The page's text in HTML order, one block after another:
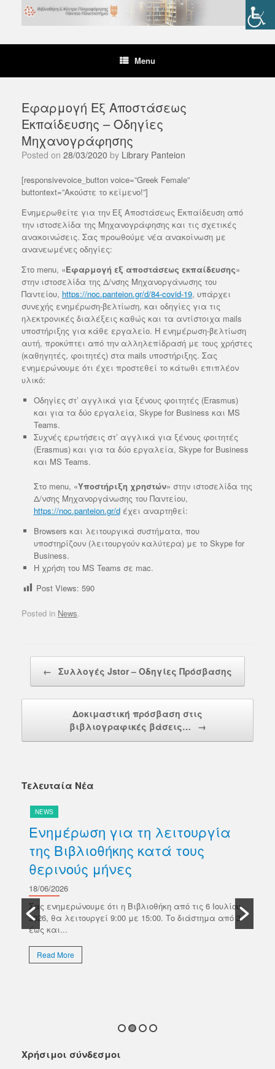
content
Menu
Εφαρμογή Εξ Αποστάσεως
Εκπαίδευσης – Οδηγίες
Μηχανογράφησης
Posted on 28/03/2020 by Library Panteion
[responsivevoice_button voice=”Greek Female”
buttontext=”Ακούστε το κείμενο!”]
Ενημερωθείτε για την Εξ Αποστάσεως Εκπαίδευση από
την ιστοσελίδα της Μηχανογράφησης και τις σχετικές
ανακοινώσεις. Σας προωθούμε νέα ανακοίνωση με
ανανεωμένες οδηγίες:
Στο menu, «Εφαρμογή εξ αποστάσεως εκπαίδευσης»
στην ιστοσελίδα της Δ/νσης Μηχανοργάνωσης του
Παντείου, https://noc.panteion.gr/d/84-covid-19, υπάρχει
συνεχής ενημέρωση-βελτίωση, και οδηγίες για τις
ηλεκτρονικές διαλέξεις καθώς και τα αντίστοιχα mails
υποστήριξης για κάθε εργαλείο. Η ενημέρωση-βελτίωση
αυτή, προκύπτει από την αλληλεπίδρασή με τους χρήστες
(καθηγητές, φοιτητές) στα mails υποστήριξης. Σας
ενημερώνουμε ότι έχει προστεθεί το κάτωθι επιπλέον
υλικό:
Οδηγίες στ’ αγγλικά για ξένους φοιτητές (Erasmus)
και για τα δύο εργαλεία, Skype for Business και MS
Teams.
Συχνές ερωτήσεις στ’ αγγλικά για ξένους φοιτητές
(Erasmus) και για τα δύο εργαλεία, Skype for Business
και MS Teams.
Στο menu, «Υποστήριξη χρηστών» στην ιστοσελίδα της
Δ/νσης Μηχανοργάνωσης του Παντείου,
https://noc.panteion.gr/dέχει αναρτηθεί:
Browsers και λειτουργικά συστήματα, που
υποστηρίζουν (λειτουργούν καλύτερα) με το Skype for
Business.
H χρήση του MS Teams σε mac.
Post Views: 590
Posted in News.
← Συλλογές Jstor – Οδηγίες Πρόσβασης
Δοκιμαστική πρόσβαση στις
βιβλιογραφικές βάσεις…
→
Τελευταία Νέα
NEWS
Ενημέρωση για τη λειτουργία
της Βιβλιοθήκης κατά τους
θερινούς μήνες
18/06/2026
Σας ενημερώνουμε ότι η Βιβλιοθήκη από τις 6 Ιουλίου
2026, θα λειτουργεί 9:00 με 15:00. Το διάστημα από 3
έως και...
Read More
Χρήσιμοι σύνδεσμοι